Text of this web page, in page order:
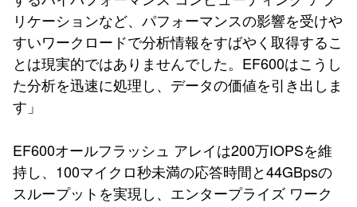
リケーションなど、パフォーマンスの影響を受けや
すいワークロードで分析情報をすばやく取得するこ
とは現実的ではありませんでした。EF600はこうし
た分析を迅速に処理し、データの価値を引き出しま
す」
EF600オールフラッシュ アレイは200万IOPSを維
持し、100マイクロ秒未満の応答時間と44GBpsの
スループットを実現し、エンタープライズ ワーク